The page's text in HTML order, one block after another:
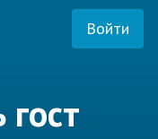
Войти